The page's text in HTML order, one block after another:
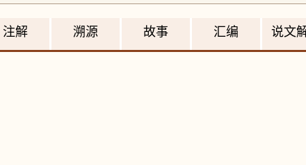
注解 溯源 故事 汇编 说文